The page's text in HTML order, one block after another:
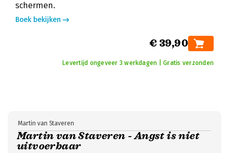
schermen.
Boek bekijken
€ 39,90
Levertijd ongeveer 3 werkdagen | Gratis verzonden
Martin van Staveren - Angst is niet
uitvoerbaar
Martin van Staveren